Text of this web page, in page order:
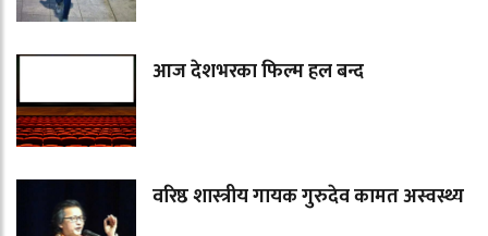
आज देशभरका फिल्म हल बन्द
वरिष्ठ शास्त्रीय गायक गुरुदेव कामत अस्वस्थ्य